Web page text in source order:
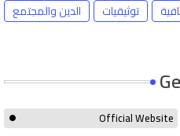
الدين والمجتمع توثيقيات
Official Website